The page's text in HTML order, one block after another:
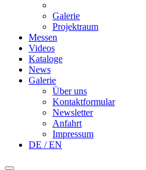
Galerie
Projektraum
Messen
Videos
Kataloge
News
Galerie
Über uns
Kontaktformular
Newsletter
Anfahrt
Impressum
DE / EN